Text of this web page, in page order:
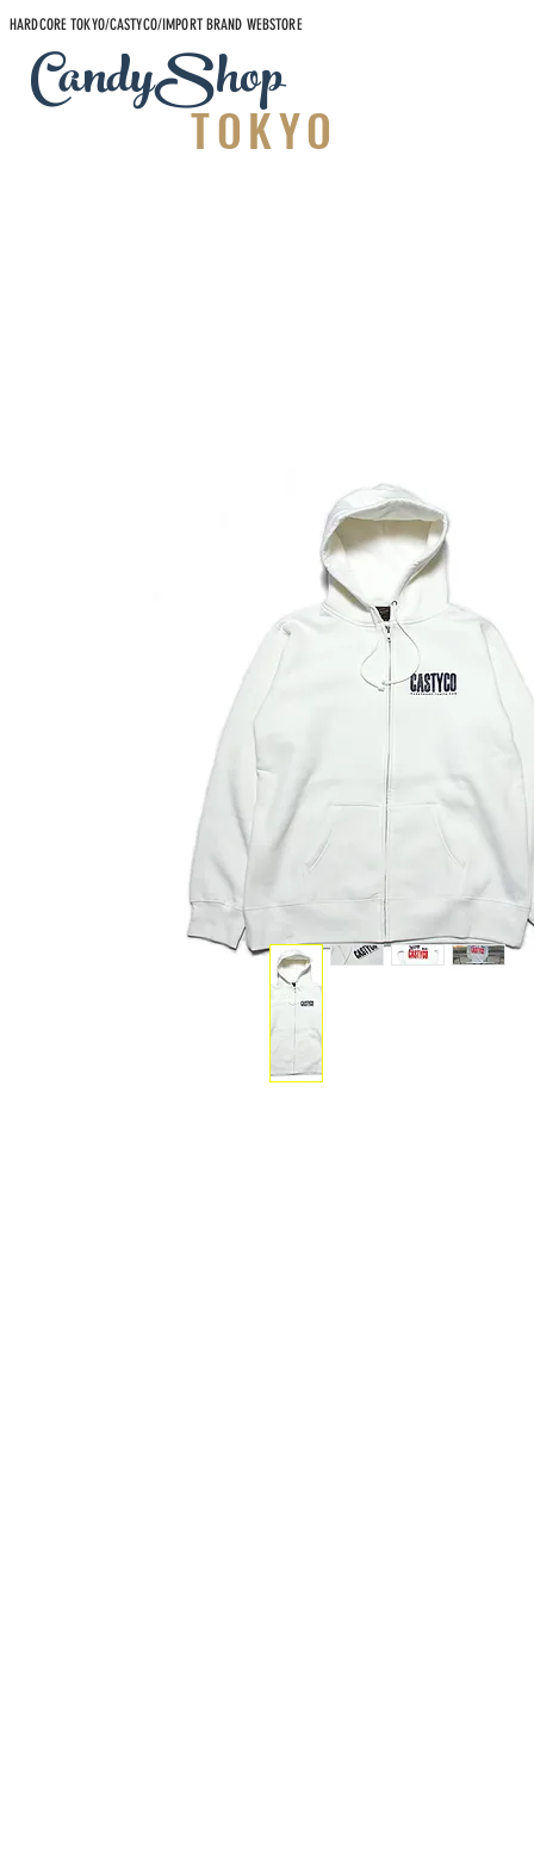
HARDCORE TOKYO/CASTYCO/IMPORT BRAND WEBSTORE
TOKYO
CandyShop